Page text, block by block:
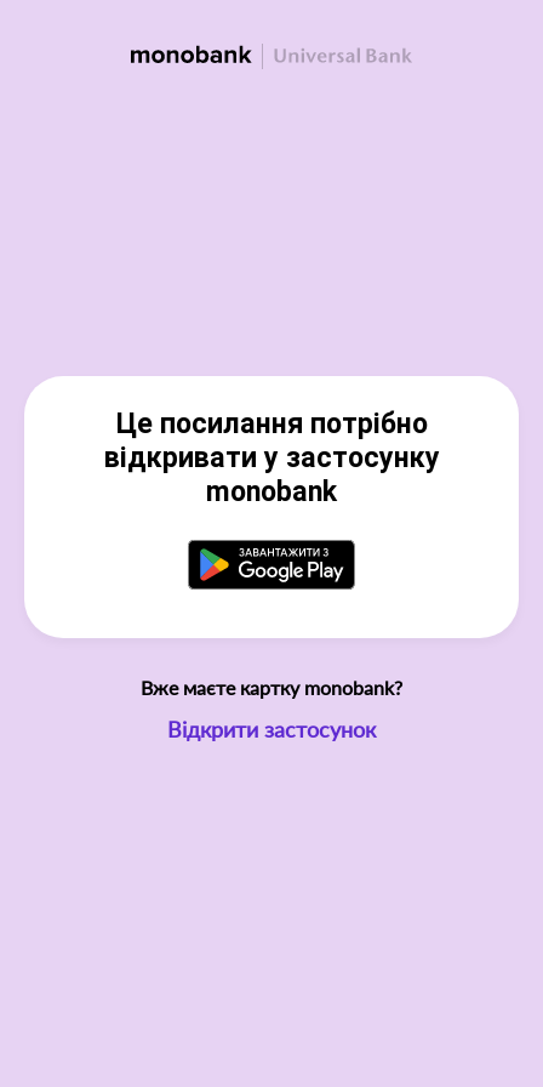
Це посилання потрібно
відкривати у застосунку
monobank
Вже маєте картку monobank?
Відкрити застосунок